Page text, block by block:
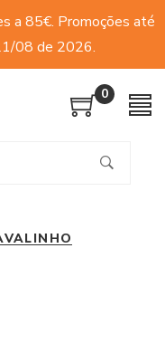
a 85€. Promoções até
08 de 2026.
0